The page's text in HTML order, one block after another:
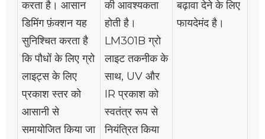
करता है। आसान
डिमिंग फ़ंक्शन यह
सुनिश्चित करता है
कि पौधों के लिए ग्रो
लाइट्स के लिए
प्रकाश स्तर को
आसानी से
समायोजित किया जा
की आवश्यकता
होती है।
LM301B ग्रो
लाइट तकनीक के
साथ, UV और
IR प्रकाश को
स्वतंत्र रूप से
नियंत्रित किया
बढ़ावा देने के लिए
फायदेमंद है।